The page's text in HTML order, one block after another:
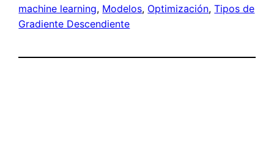
machine learning, Modelos, Optimización, Tipos de
Gradiente Descendiente